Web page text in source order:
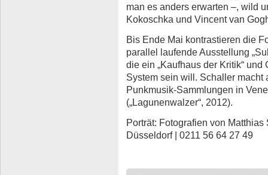
man es anders erwarten –, wild
Kokoschka und Vincent van
Bis Ende Mai kontrastieren die
parallel laufende Ausstellung
die ein „Kaufhaus der Kritik“
System sein will. Schaller
Punkmusik-Sammlungen in
(„Lagunenwalzer“, 2012).
Porträt: Fotografien von
Düsseldorf | 0211 56 64 27 49